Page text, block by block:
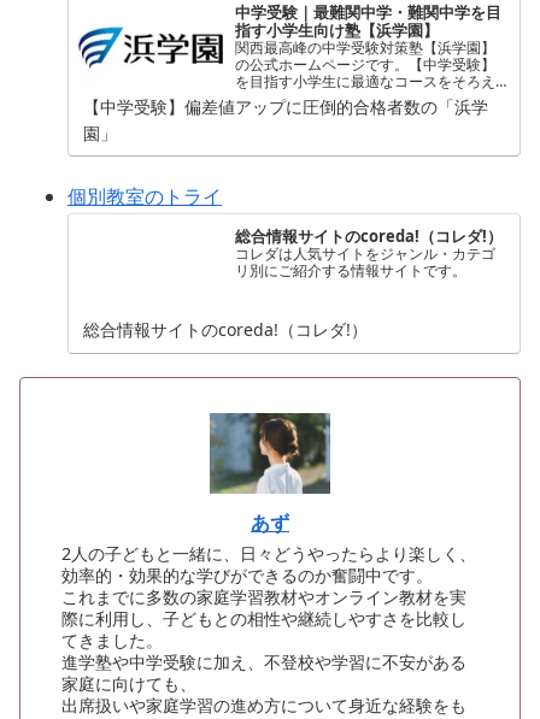
中学受験｜最難関中学・難関中学を目
指す小学生向け塾【浜学園】
関西最高峰の中学受験対策塾【浜学園】
の公式ホームページです。【中学受験】
を目指す小学生に最適なコースをそろえ
ています。偏差値、学力、能力をアッ
プ！【関西中学受験】で合格実績向上
【中学受験】偏差値アップに圧倒的合格者数の「浜学
園」
個別教室のトライ
総合情報サイトのcoreda!（コレダ!）
コレダは人気サイトをジャンル・カテゴ
リ別にご紹介する情報サイトです。
総合情報サイトのcoreda!（コレダ!）
あず
2人の子どもと一緒に、日々どうやったらより楽しく、
効率的・効果的な学びができるのか奮闘中です。
これまでに多数の家庭学習教材やオンライン教材を実
際に利用し、子どもとの相性や継続しやすさを比較し
てきました。
進学塾や中学受験に加え、不登校や学習に不安がある
家庭に向けても、
出席扱いや家庭学習の進め方について身近な経験をも